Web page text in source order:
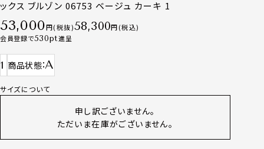
ックス ブルゾン 06753 ベージュ カーキ 1
53,000 税抜 58,300
税込
会員登録で530 進呈
1 商品状態 A
サイズについて
申し訳ございません。
ただいま在庫がございません。